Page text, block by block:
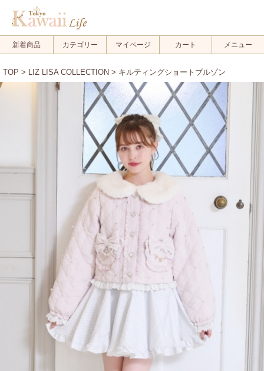
新着商品 カテゴリー マイページ カート メニュー
TOP > LIZ LISA COLLECTION > キルティングショートブルゾン